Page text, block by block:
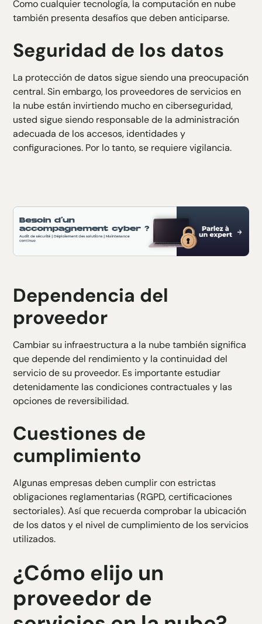
Como cualquier tecnología, la computación en nube
también presenta desafíos que deben anticiparse.
Seguridad de los datos
La protección de datos sigue siendo una preocupación
central. Sin embargo, los proveedores de servicios en
la nube están invirtiendo muchoen ciberseguridad,
usted sigue siendo responsable de la administración
adecuada de los accesos, identidades y
configuraciones. Por lo tanto, se requiere vigilancia.
Dependencia del
proveedor
Cambiar su infraestructura a la nube también significa
que depende del rendimiento y la continuidad del
servicio de su proveedor. Es importante estudiar
detenidamente las condiciones contractuales y las
opciones de reversibilidad.
Cuestiones de
cumplimiento
Algunas empresas deben cumplir con estrictas
obligaciones reglamentarias (RGPD, certificaciones
sectoriales). Así que recuerda comprobar la ubicación
de los datos y el nivel de cumplimiento de los servicios
utilizados.
¿Cómo elijo un
proveedor de